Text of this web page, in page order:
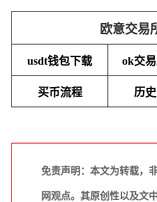
欧意交易
usdt钱包下载 ok交
买币流程 历
免责声明：本文为转载，
网观点。其原创性以及文